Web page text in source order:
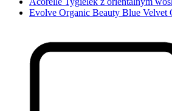
Evolve Organic Beauty Blue Velvet